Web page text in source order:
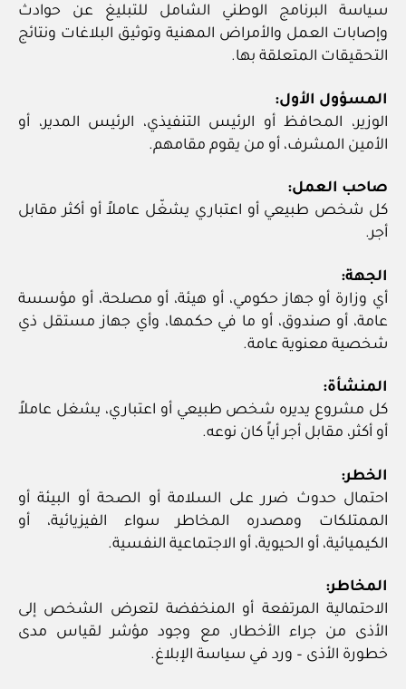
سياسة البرنامج الوطني الشامل للتبليغ عن حوادث
وإصابات العمل والأمراض المهنية وتوثيق البلاغات ونتائج
التحقيقات المتعلقة بها.
المسؤول الأول:
الوزير، المحافظ أو الرئيس التنفيذي، الرئيس المدير، أو
الأمين المشرف، أو من يقوم مقامهم.
صاحب العمل:
كل شخص طبيعي أو اعتباري يشغّل عاملاً أو أكثر مقابل
أجر.
الجهة:
أي وزارة أو جهاز حكومي، أو هيئة، أو مصلحة، أو مؤسسة
عامة، أو صندوق، أو ما في حكمها، وأي جهاز مستقل ذي
شخصية معنوية عامة.
المنشأة:
كل مشروع يديره شخص طبيعي أو اعتباري، يشغل عاملاً
أو أكثر، مقابل أجر أياً كان نوعه.
الخطر:
احتمال حدوث ضرر على السلامة أو الصحة أو البيئة أو
الممتلكات ومصدره المخاطر سواء الفيزيائية، أو
الكيميائية، أو الحيوية، أو الاجتماعية النفسية.
المخاطر:
الاحتمالية المرتفعة أو المنخفضة لتعرض الشخص إلى
الأذى من جراء الأخطار، مع وجود مؤشر لقياس مدى
خطورة الأذى – ورد في سياسة الإبلاغ.